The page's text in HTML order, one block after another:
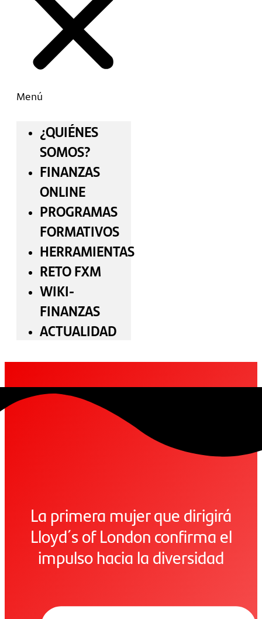
Menú
¿QUIÉNES
SOMOS?
FINANZAS
ONLINE
PROGRAMAS
FORMATIVOS
HERRAMIENTAS
RETO FXM
WIKI-
FINANZAS
ACTUALIDAD
La primera mujer que dirigirá
Lloyd´s of London confirma el
impulso hacia la diversidad